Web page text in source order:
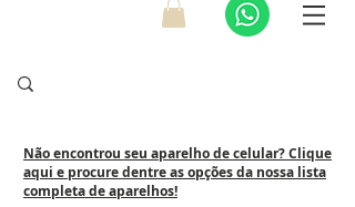
Não encontrou seu aparelho de celular? Clique
aqui e procure dentre as opções da nossa lista
completa de aparelhos!